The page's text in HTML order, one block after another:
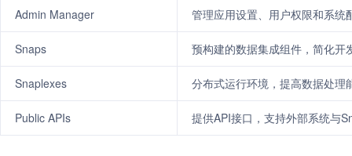
Admin Manager 管理应用设置、用户权限和系统
Snaps 预构建的数据集成组件，简化开
Snaplexes 分布式运行环境，提高数据处理
Public APIs 提供API接口，支持外部系统与